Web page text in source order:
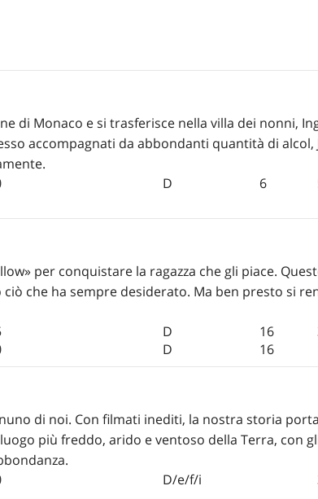
di Monaco e si trasferisce nella villa dei nonni,
accompagnati da abbondanti quantità di alcol,
D 6
per conquistare la ragazza che gli piace.
che ha sempre desiderato. Ma ben presto si
D 16
D 16
di noi. Con filmati inediti, la nostra storia
più freddo, arido e ventoso della Terra, con
D/e/f/i